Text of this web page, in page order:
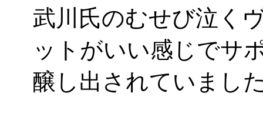
武川氏のむせび泣く
ットがいい感じでサ
醸し出されていまし